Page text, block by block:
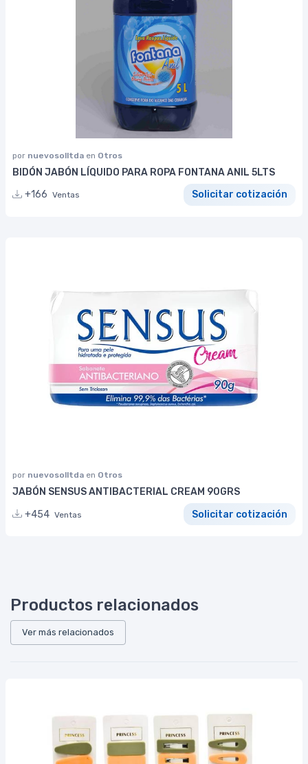
por nuevosolltda en Otros
BIDÓN JABÓN LÍQUIDO PARA ROPA FONTANA ANIL 5LTS
+166 Ventas Solicitar cotización
por nuevosolltda en Otros
JABÓN SENSUS ANTIBACTERIAL CREAM 90GRS
+454 Ventas Solicitar cotización
Productos relacionados
Ver más relacionados